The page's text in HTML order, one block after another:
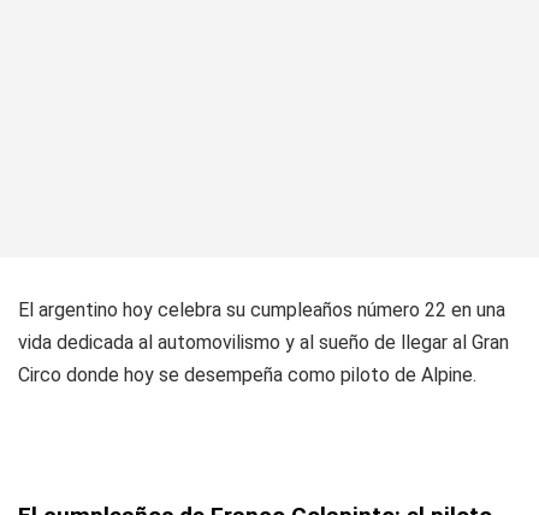
El argentino hoy celebra su cumpleaños número 22 en una
vida dedicada al automovilismo y al sueño de llegar al Gran
Circo donde hoy se desempeña como piloto de Alpine.